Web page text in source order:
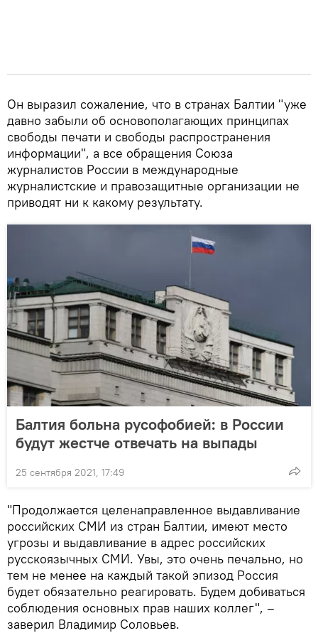
Он выразил сожаление, что в странах Балтии "уже
давно забыли об основополагающих принципах
свободы печати и свободы распространения
информации", а все обращения Союза
журналистов России в международные
журналистские и правозащитные организации не
приводят ни к какому результату.
Балтия больна русофобией: в России
будут жестче отвечать на выпады
25 сентября 2021, 17:49
"Продолжается целенаправленное выдавливание
российских СМИ из стран Балтии, имеют место
угрозы и выдавливание в адрес российских
русскоязычных СМИ. Увы, это очень печально, но
тем не менее на каждый такой эпизод Россия
будет обязательно реагировать. Будем добиваться
соблюдения основных прав наших коллег", –
заверил Владимир Соловьев.